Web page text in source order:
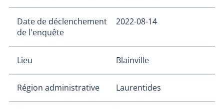
Date de déclenchement
de l'enquête
2022-08-14
Lieu Blainville
Région administrative Laurentides